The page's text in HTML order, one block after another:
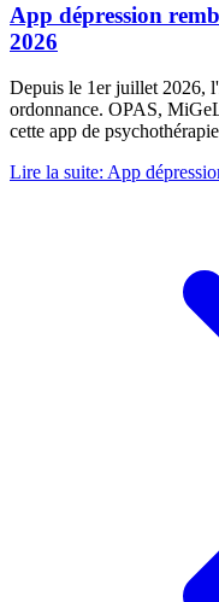
App dépression
2026
Depuis le 1er juillet 2026,
ordonnance. OPAS,
cette app de
Lire la suite: App